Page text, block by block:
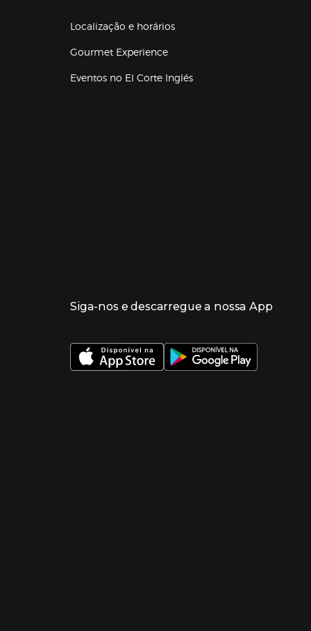
Localização e horários
Gourmet Experience
Eventos no El Corte Inglés
ventana)
ventana)
Siga-nos e descarregue a nossa App